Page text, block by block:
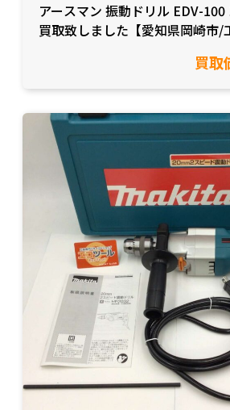
アースマン 振動ドリル EDV-100
買取致しました【愛知県岡崎市/
買取